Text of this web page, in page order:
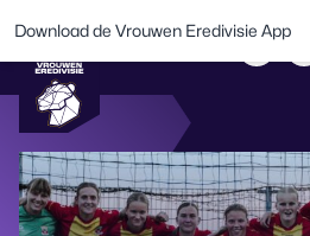
Download de Vrouwen Eredivisie App